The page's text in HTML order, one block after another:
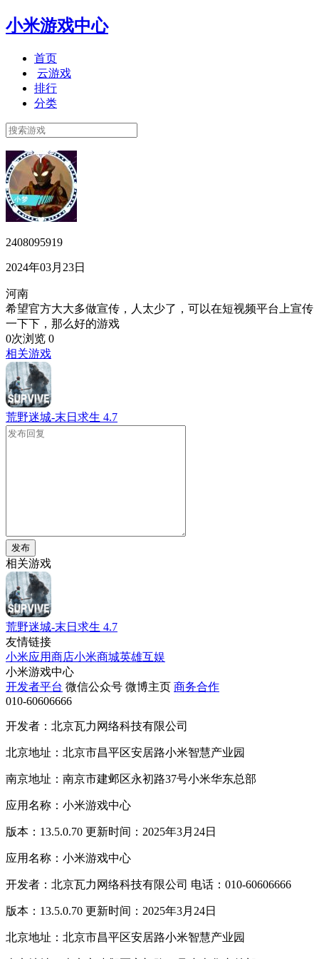
小米游戏中心
首页
云游戏
排行
分类
2408095919
2024年03月23日
河南
希望官方大大多做宣传，人太少了，可以在短视频平台上宣传
一下下，那么好的游戏
0次浏览 0
相关游戏
荒野迷城-末日求生 4.7
发布
相关游戏
荒野迷城-末日求生 4.7
友情链接
小米应用商店小米商城英雄互娱
小米游戏中心
开发者平台 微信公众号 微博主页 商务合作
010-60606666
开发者：北京瓦力网络科技有限公司
北京地址：北京市昌平区安居路小米智慧产业园
南京地址：南京市建邺区永初路37号小米华东总部
应用名称：小米游戏中心
版本：13.5.0.70 更新时间：2025年3月24日
应用名称：小米游戏中心
开发者：北京瓦力网络科技有限公司 电话：010-60606666
版本：13.5.0.70 更新时间：2025年3月24日
北京地址：北京市昌平区安居路小米智慧产业园